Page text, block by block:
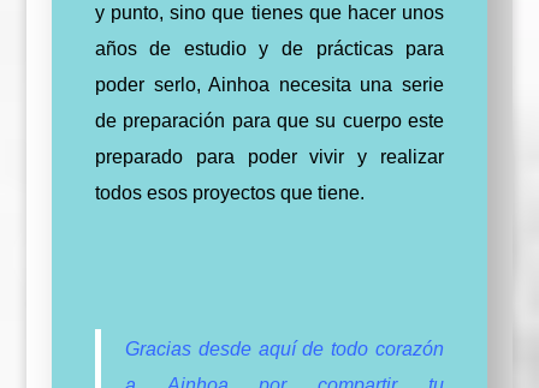
y punto, sino que tienes que hacer unos
años de estudio y de prácticas para
poder serlo, Ainhoa necesita una serie
de preparación para que su cuerpo este
preparado para poder vivir y realizar
todos esos proyectos que tiene.
Gracias desde aquí de todo corazón